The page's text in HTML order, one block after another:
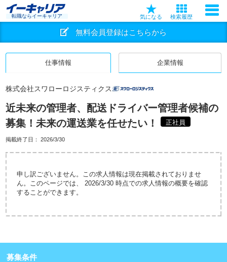
転職ならイーキャリア 気になる 検索履歴
無料会員登録はこちらから
仕事情報 企業情報
株式会社スワローロジスティクス
近未来の管理者、配送ドライバー管理者候補の
募集！未来の運送業を任せたい！
正社員
掲載終了日： 2026/3/30
申し訳ございません。この求人情報は現在掲載されておりませ
ん。このページでは、 2026/3/30 時点での求人情報の概要を確認
することができます。
募集条件